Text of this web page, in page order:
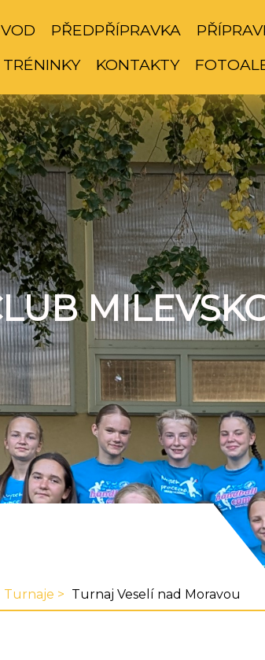
PŘEDPŘÍPRAVKA
TRÉNINKY KONTAKTY
Turnaje Turnaj Veselí nad Moravou